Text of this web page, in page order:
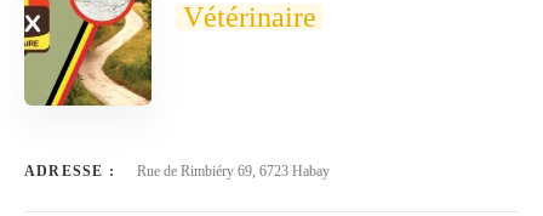
Vétérinaire
ADRESSE : Rue de Rimbiéry 69, 6723 Habay